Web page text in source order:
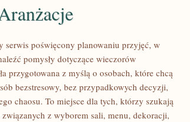
serwis poświęcony planowaniu przyjęć, w
pomysły dotyczące wieczorów
przygotowana z myślą o osobach, które chcą
bezstresowy, bez przypadkowych decyzji,
chaosu. To miejsce dla tych, którzy szukają
z wyborem sali, menu, dekoracji,